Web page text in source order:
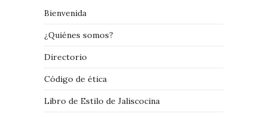
Bienvenida
¿Quiénes somos?
Directorio
Código de ética
Libro de Estilo de Jaliscocina